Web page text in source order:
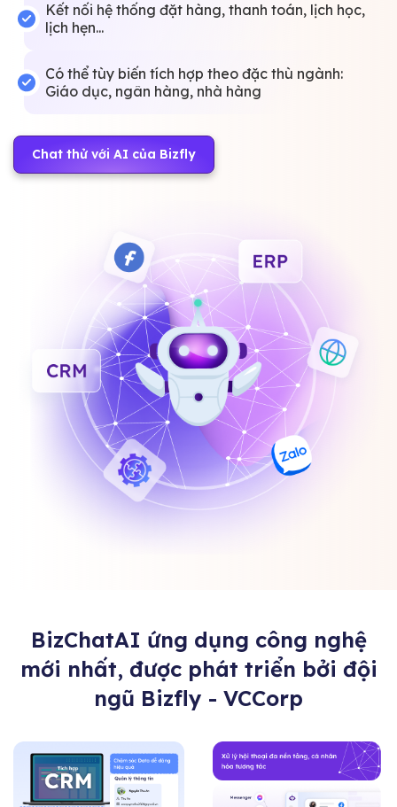
Kết nối hệ thống đặt hàng, thanh toán, lịch học,
lịch hẹn...
Có thể tùy biến tích hợp theo đặc thù ngành:
Giáo dục, ngân hàng, nhà hàng
Chat thử với AI của Bizfly
BizChatAI ứng dụng công nghệ
mới nhất, được phát triển bởi đội
ngũ Bizfly - VCCorp